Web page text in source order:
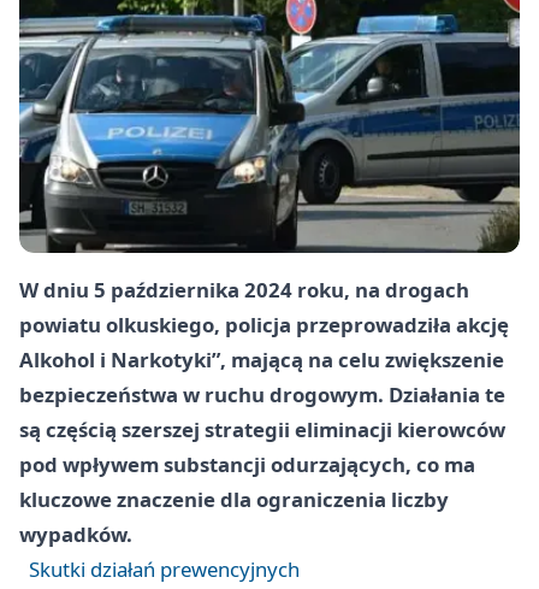
W dniu 5 października 2024 roku, na drogach
powiatu olkuskiego, policja przeprowadziła akcję
Alkohol i Narkotyki”, mającą na celu zwiększenie
bezpieczeństwa w ruchu drogowym. Działania te
są częścią szerszej strategii eliminacji kierowców
pod wpływem substancji odurzających, co ma
kluczowe znaczenie dla ograniczenia liczby
wypadków.
Skutki działań prewencyjnych